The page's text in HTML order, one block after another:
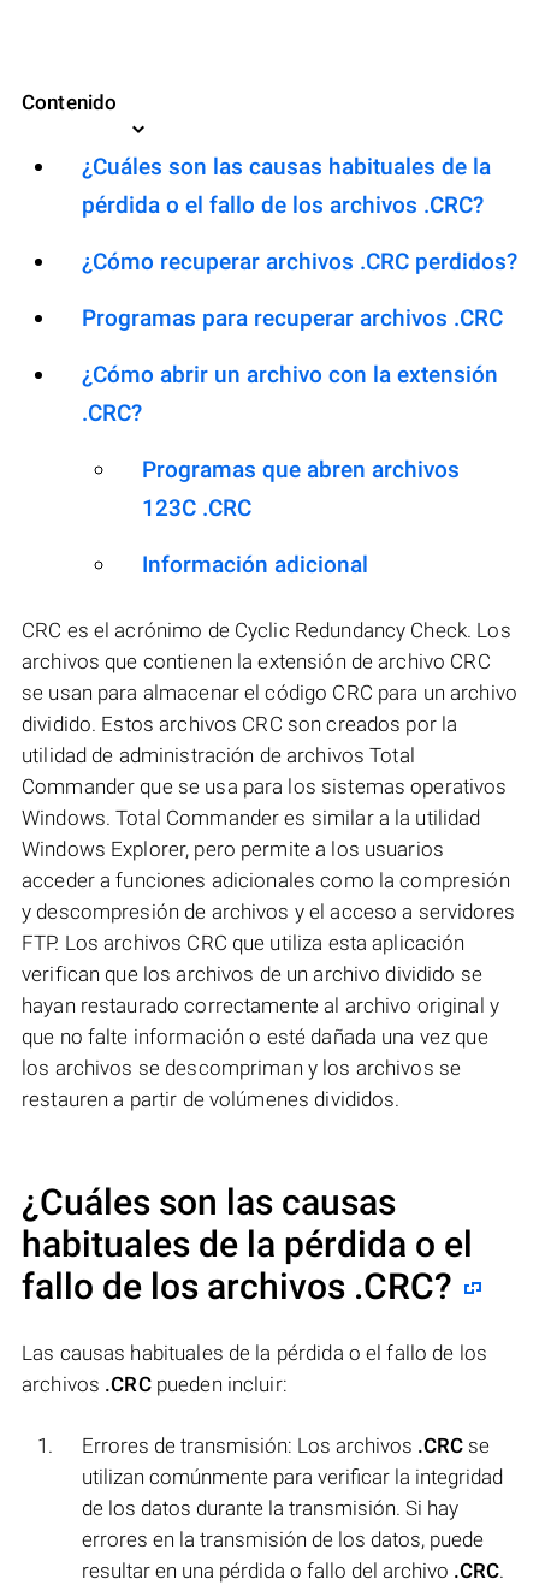
Contenido
¿Cuáles son las causas habituales de la
pérdida o el fallo de los archivos .CRC?
¿Cómo recuperar archivos .CRC perdidos?
Programas para recuperar archivos .CRC
¿Cómo abrir un archivo con la extensión
.CRC?
Programas que abren archivos
123C .CRC
Información adicional
CRC es el acrónimo de Cyclic Redundancy Check. Los
archivos que contienen la extensión de archivo CRC
se usan para almacenar el código CRC para un archivo
dividido. Estos archivos CRC son creados por la
utilidad de administración de archivos Total
Commander que se usa para los sistemas operativos
Windows. Total Commander es similar a la utilidad
Windows Explorer, pero permite a los usuarios
acceder a funciones adicionales como la compresión
y descompresión de archivos y el acceso a servidores
FTP. Los archivos CRC que utiliza esta aplicación
verifican que los archivos de un archivo dividido se
hayan restaurado correctamente al archivo original y
que no falte información o esté dañada una vez que
los archivos se descompriman y los archivos se
restauren a partir de volúmenes divididos.
¿Cuáles son las causas
habituales de la pérdida o el
fallo de los archivos .CRC?
Las causas habituales de la pérdida o el fallo de los
archivos .CRCpueden incluir:
Errores de transmisión: Los archivos .CRC se
utilizan comúnmente para verificar la integridad
de los datos durante la transmisión. Si hay
errores en la transmisión de los datos, puede
resultar en una pérdida o fallo del archivo .CRC.